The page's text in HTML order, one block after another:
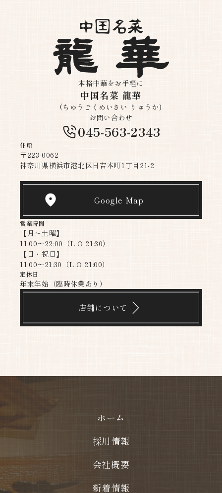
本格中華をお手軽に
中国名菜 龍華
(ちゅうごくめいさい りゅうか)
お問い合わせ
045-563-2343
住所
〒223-0062
神奈川県横浜市港北区日吉本町1丁目21-2
Google Map
営業時間
【月〜土曜】
11:00～22:00（L.O 21:30）
【日・祝日】
11:00～21:30（L.O 21:00）​​​​​​​
定休日
年末年始（臨時休業あり）
店舗について
ホーム
採用情報
会社概要
新着情報